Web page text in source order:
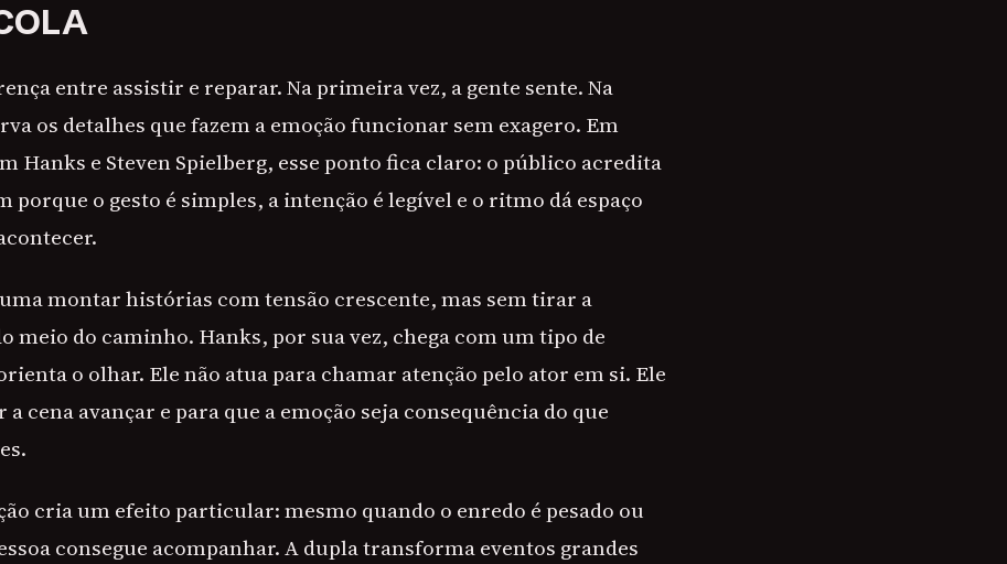
entre assistir e reparar. Na primeira vez, a gente sente. Na
os detalhes que fazem a emoção funcionar sem exagero. Em
Hanks e Steven Spielberg, esse ponto fica claro: o público acredita
porque o gesto é simples, a intenção é legível e o ritmo dá espaço
montar histórias com tensão crescente, mas sem tirar a
meio do caminho. Hanks, por sua vez, chega com um tipo de
o olhar. Ele não atua para chamar atenção pelo ator em si. Ele
a cena avançar e para que a emoção seja consequência do que
cria um efeito particular: mesmo quando o enredo é pesado ou
consegue acompanhar. A dupla transforma eventos grandes